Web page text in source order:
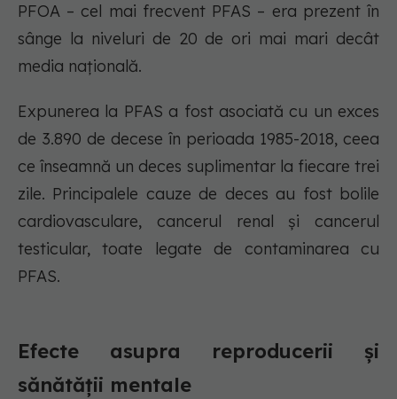
PFOA – cel mai frecvent PFAS – era prezent în
sânge la niveluri de 20 de ori mai mari decât
media națională.
Expunerea la PFAS a fost asociată cu un exces
de 3.890 de decese în perioada 1985-2018, ceea
ce înseamnă un deces suplimentar la fiecare trei
zile. Principalele cauze de deces au fost bolile
cardiovasculare, cancerul renal și cancerul
testicular, toate legate de contaminarea cu
PFAS.
Efecte asupra reproducerii și
sănătății mentale